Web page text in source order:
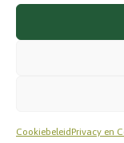
CookiebeleidPrivacy en